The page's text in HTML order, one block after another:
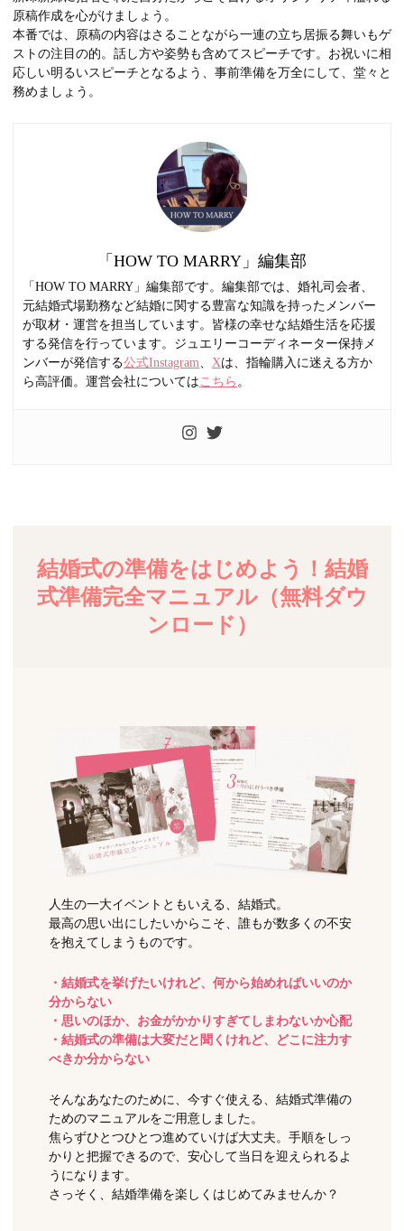
原稿作成を心がけましょう。
本番では、原稿の内容はさることながら一連の立ち居振る舞いもゲ
ストの注目の的。話し方や姿勢も含めてスピーチです。お祝いに相
応しい明るいスピーチとなるよう、事前準備を万全にして、堂々と
務めましょう。
「HOW TO MARRY」編集部
「HOW TO MARRY」編集部です。編集部では、婚礼司会者、
元結婚式場勤務など結婚に関する豊富な知識を持ったメンバー
が取材・運営を担当しています。皆様の幸せな結婚生活を応援
する発信を行っています。ジュエリーコーディネーター保持メ
ンバーが発信する公式Instagram、 Xは、指輪購入に迷える方か
ら高評価。運営会社については こちら 。
結婚式の準備をはじめよう！結婚
式準備完全マニュアル（無料ダウ
ンロード）
人生の一大イベントともいえる、結婚式。
最高の思い出にしたいからこそ、誰もが数多くの不安
を抱えてしまうものです。
・結婚式を挙げたいけれど、何から始めればいいのか
分からない
・思いのほか、お金がかかりすぎてしまわないか心配
・結婚式の準備は大変だと聞くけれど、どこに注力す
べきか分からない
そんなあなたのために、今すぐ使える、結婚式準備の
ためのマニュアルをご用意しました。
焦らずひとつひとつ進めていけば大丈夫。手順をしっ
かりと把握できるので、安心して当日を迎えられるよ
うになります。
さっそく、結婚準備を楽しくはじめてみませんか？